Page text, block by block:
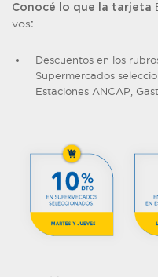
Conocé lo que la tarjeta
vos:
Descuentos en los
Supermercados
Estaciones ANCAP,